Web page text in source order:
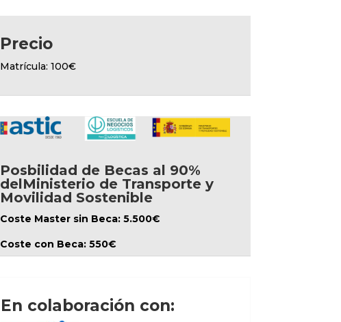
Precio
Matrícula: 100€
Posbilidad de Becas al 90%
delMinisterio de Transporte y
Movilidad Sostenible
Coste Master sin Beca: 5.500€
Coste con Beca: 550€
En colaboración con: